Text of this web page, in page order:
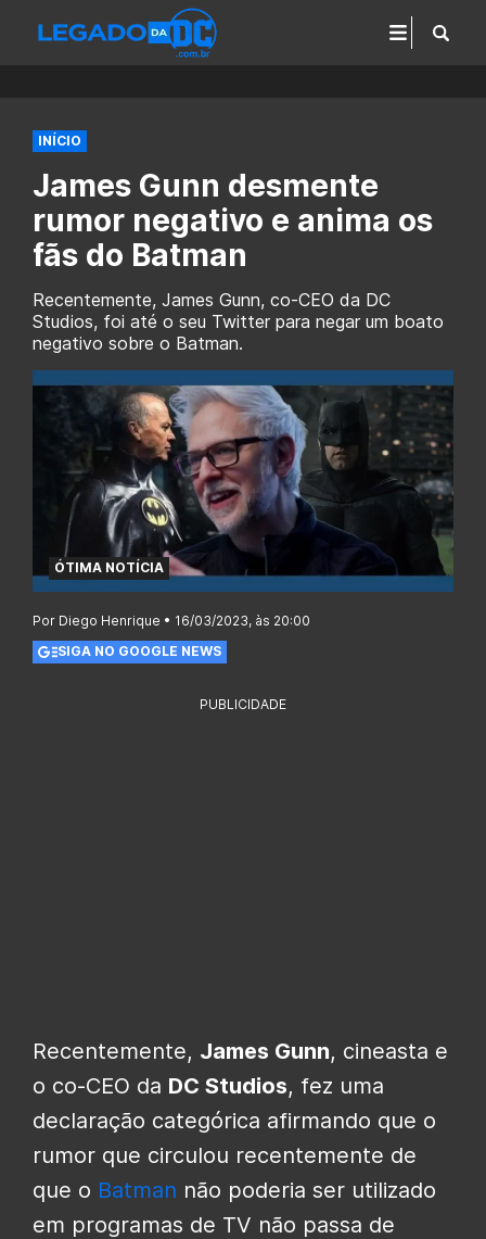
INÍCIO
James Gunn desmente
rumor negativo e anima os
fãs do Batman
Recentemente, James Gunn, co-CEO da DC
Studios, foi até o seu Twitter para negar um boato
negativo sobre o Batman.
ÓTIMA NOTÍCIA
Por Diego Henrique • 16/03/2023, às 20:00
SIGA NO GOOGLE NEWS
PUBLICIDADE
Recentemente, James Gunn, cineasta e
o co-CEO da DC Studios, fez uma
declaração categórica afirmando que o
rumor que circulou recentemente de
que o Batman não poderia ser utilizado
em programas de TV não passa de